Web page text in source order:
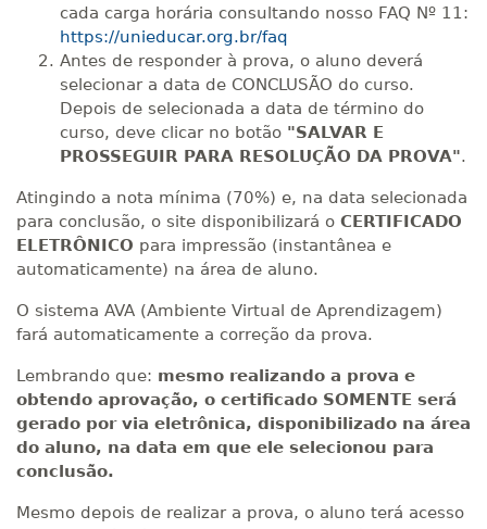
cada carga horária consultando nosso FAQ Nº 11:
https://unieducar.org.br/faq
Antes de responder à prova, o aluno deverá
selecionar a data de CONCLUSÃO do curso.
Depois de selecionada a data de término do
curso, deve clicar no botão "SALVAR E
PROSSEGUIR PARA RESOLUÇÃO DA PROVA".
Atingindo a nota mínima (70%) e, na data selecionada
para conclusão, o site disponibilizará o CERTIFICADO
ELETRÔNICO para impressão (instantânea e
automaticamente) na área de aluno.
O sistema AVA (Ambiente Virtual de Aprendizagem)
fará automaticamente a correção da prova.
Lembrando que: mesmo realizando a prova e
obtendo aprovação, o certificado SOMENTE será
gerado por via eletrônica, disponibilizado na área
do aluno, na data em que ele selecionou para
conclusão.
Mesmo depois de realizar a prova, o aluno terá acesso